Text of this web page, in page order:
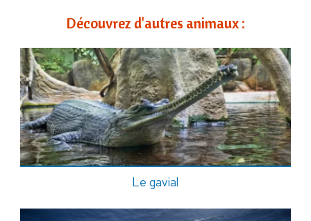
Découvrez d'autres animaux :
Le gavial